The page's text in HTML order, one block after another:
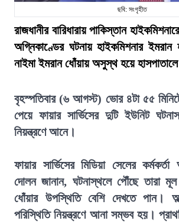
ছবি: সংগৃহীত
রাজধানীর বারিধারায় পাকিস্তান
অগ্নিকাণ্ডের ঘটনায় হাইকমিশনার ইমরান
নাইমা ইমরান ধোঁয়ায় অসুস্থ হয়ে
বৃহস্পতিবার (৬ আগস্ট) ভোর ৪টা ৫৫
পেয়ে ফায়ার সার্ভিসের দুটি ইউনিট
নিয়ন্ত্রণে আনে।
ফায়ার সার্ভিসের মিডিয়া সেলের
দোলন জানান, ঘটনাস্থলে পৌঁছে তারা
ধোঁয়ার উপস্থিতি বেশি দেখতে পান।
পরিস্থিতি নিয়ন্ত্রণে আনা সম্ভব হয়।